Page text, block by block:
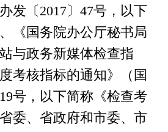
发〔2017〕47号，以下
《国务院办公厅秘书局
与政务新媒体检查指
考核指标的通知》（国
号，以下简称《检查考
委、省政府和市委、市